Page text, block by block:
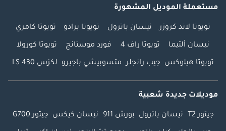
مستعملة الموديل المشهورة
تويوتا لاند كروزر نيسان باترول تويوتا برادو تويوتا كامري
نيسان ألتيما تويوتا راف 4 فورد موستانج تويوتا كورولا
تويوتا هيلوكس جيب رانجلر متسوبيشي باجيرو لكزس LS 430
موديلات جديدة شعبية
جيتور T2 نيسان باترول بورش 911 نيسان كيكس جيتور G700